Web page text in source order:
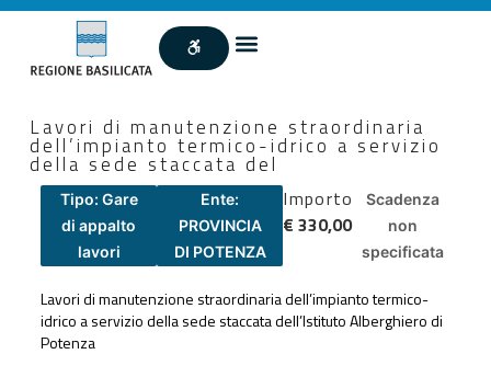
Lavori di manutenzione straordinaria
dell’impianto termico-idrico a servizio
della sede staccata del
Tipo: Gare
di appalto
lavori
Ente:
PROVINCIA
DI POTENZA
Importo
€ 330,00
Scadenza
non
specificata
Lavori di manutenzione straordinaria dell’impianto termico-
idrico a servizio della sede staccata dell’Istituto Alberghiero di
Potenza